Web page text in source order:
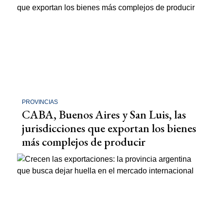
PROVINCIAS
CABA, Buenos Aires y San Luis, las
jurisdicciones que exportan los bienes
más complejos de producir